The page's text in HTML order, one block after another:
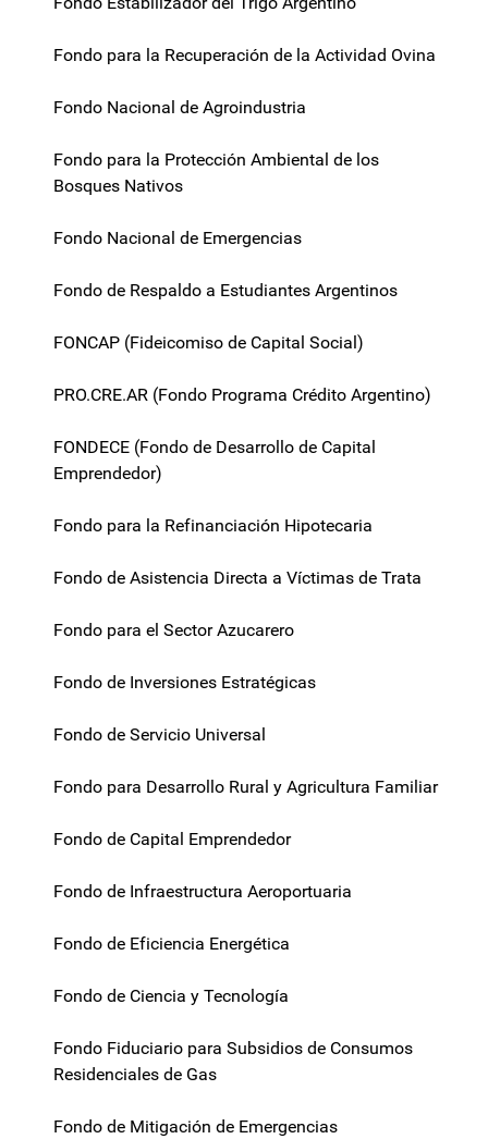
Fondo para la Recuperación de la Actividad Ovina
Fondo Nacional de Agroindustria
Fondo para la Protección Ambiental de los
Bosques Nativos
Fondo Nacional de Emergencias
Fondo de Respaldo a Estudiantes Argentinos
FONCAP (Fideicomiso de Capital Social)
PRO.CRE.AR (Fondo Programa Crédito Argentino)
FONDECE (Fondo de Desarrollo de Capital
Emprendedor)
Fondo para la Refinanciación Hipotecaria
Fondo de Asistencia Directa a Víctimas de Trata
Fondo para el Sector Azucarero
Fondo de Inversiones Estratégicas
Fondo de Servicio Universal
Fondo para Desarrollo Rural y Agricultura Familiar
Fondo de Capital Emprendedor
Fondo de Infraestructura Aeroportuaria
Fondo de Eficiencia Energética
Fondo de Ciencia y Tecnología
Fondo Fiduciario para Subsidios de Consumos
Residenciales de Gas
Fondo de Mitigación de Emergencias